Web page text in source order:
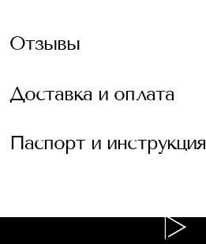
Отзывы
Доставка и оплата
Паспорт и инструкция